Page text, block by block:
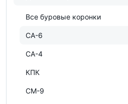
Все буровые коронки
СА-6
СА-4
КПК
СМ-9